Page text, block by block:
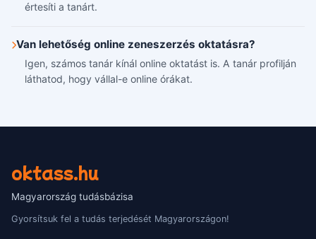
értesíti a tanárt.
Van lehetőség online zeneszerzés oktatásra?
Igen, számos tanár kínál online oktatást is. A tanár profilján
láthatod, hogy vállal-e online órákat.
oktass.hu
Magyarország tudásbázisa
Gyorsítsuk fel a tudás terjedését Magyarországon!